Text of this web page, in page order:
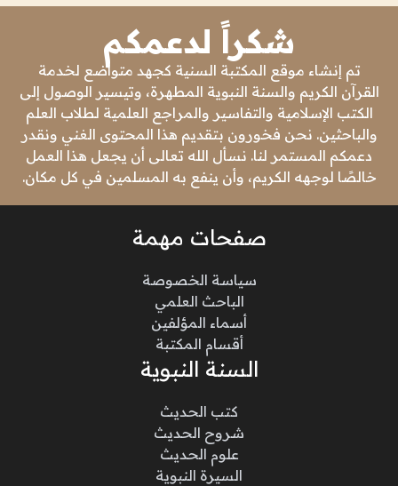
شكراً لدعمكم
تم إنشاء موقع المكتبة السنية كجهد متواضع لخدمة
القرآن الكريم والسنة النبوية المطهرة، وتيسير الوصول إلى
الكتب الإسلامية والتفاسير والمراجع العلمية لطلاب العلم
والباحثين. نحن فخورون بتقديم هذا المحتوى الغني ونقدر
دعمكم المستمر لنا. نسأل الله تعالى أن يجعل هذا العمل
خالصًا لوجهه الكريم، وأن ينفع به المسلمين في كل مكان.
صفحات مهمة
سياسة الخصوصة
الباحث العلمي
أسماء المؤلفين
أقسام المكتبة
السنة النبوية
كتب الحديث
شروح الحديث
علوم الحديث
السيرة النبوية